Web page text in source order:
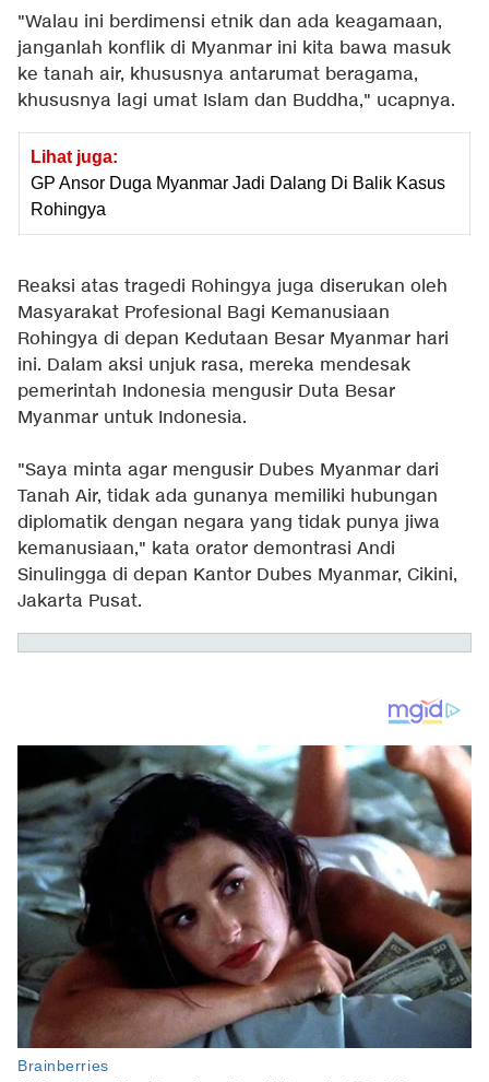
"Walau ini berdimensi etnik dan ada keagamaan,
janganlah konflik di Myanmar ini kita bawa masuk
ke tanah air, khususnya antarumat beragama,
khususnya lagi umat Islam dan Buddha," ucapnya.
Lihat juga:
GP Ansor Duga Myanmar Jadi Dalang Di Balik Kasus
Rohingya
Reaksi atas tragedi Rohingya juga diserukan oleh
Masyarakat Profesional Bagi Kemanusiaan
Rohingya di depan Kedutaan Besar Myanmar hari
ini. Dalam aksi unjuk rasa, mereka mendesak
pemerintah Indonesia mengusir Duta Besar
Myanmar untuk Indonesia.
"Saya minta agar mengusir Dubes Myanmar dari
Tanah Air, tidak ada gunanya memiliki hubungan
diplomatik dengan negara yang tidak punya jiwa
kemanusiaan," kata orator demontrasi Andi
Sinulingga di depan Kantor Dubes Myanmar, Cikini,
Jakarta Pusat.